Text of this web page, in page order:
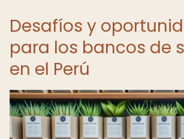
Desafíos y
para los bancos de
en el Perú